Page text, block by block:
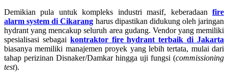
Demikian pula untuk kompleks industri masif, keberadaan fire
alarm system di Cikarang harus dipastikan didukung oleh jaringan
hydrant yang mencakup seluruh area gudang. Vendor yang memiliki
spesialisasi sebagai kontraktor fire hydrant terbaik di Jakarta
biasanya memiliki manajemen proyek yang lebih tertata, mulai dari
tahap perizinan Disnaker/Damkar hingga uji fungsi (commissioning
test).